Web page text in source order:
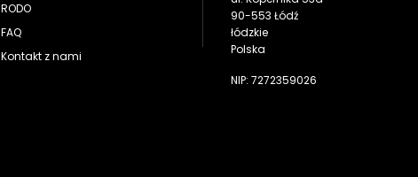
RODO
FAQ
Kontakt z nami
90-553 Łódź
łódzkie
Polska
NIP: 7272359026